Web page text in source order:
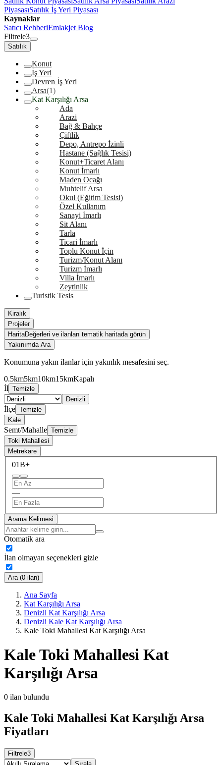
PiyasasıSatılık İş Yeri Piyasası
Kaynaklar
Satıcı RehberiEmlakjet Blog
Filtrele3
Satılık
Konut
İş Yeri
Devren İş Yeri
Arsa(1)
Kat Karşılığı Arsa
Ada
Arazi
Bağ & Bahçe
Çiftlik
Depo, Antrepo İzinli
Hastane (Sağlık Tesisi)
Konut+Ticaret Alanı
Konut İmarlı
Maden Ocağı
Muhtelif Arsa
Okul (Eğitim Tesisi)
Özel Kullanım
Sanayi İmarlı
Sit Alanı
Tarla
Ticari İmarlı
Toplu Konut İçin
Turizm/Konut Alanı
Turizm İmarlı
Villa İmarlı
Zeytinlik
Turistik Tesis
Kiralık
Projeler
HaritaDeğerleri ve ilanları tematik haritada görün
Yakınımda Ara
Konumuna yakın ilanlar için yakınlık mesafesini seç.
0.5km5km10km15kmKapalı
İl Temizle
Denizli
İlçe Temizle
Kale
Semt/Mahalle Temizle
Toki Mahallesi
Metrekare
01B+
—
Arama Kelimesi
Otomatik ara
İlan olmayan seçenekleri gizle
Ara (0 ilan)
Ana Sayfa
Kat Karşılığı Arsa
Denizli Kat Karşılığı Arsa
Denizli Kale Kat Karşılığı Arsa
Kale Toki Mahallesi Kat Karşılığı Arsa
Kale Toki Mahallesi Kat
Karşılığı Arsa
0 ilan bulundu
Kale Toki Mahallesi Kat Karşılığı Arsa
Fiyatları
Filtrele3